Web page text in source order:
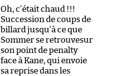
Oh, c’était chaud !!!
Succession de coups de
billard jusqu’à ce que
Sommer se retrouvesur
son point de penalty
face à Kane, qui envoie
sa reprise dans les